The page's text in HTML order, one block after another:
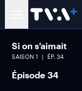
Si on s'aimait
SAISON 1 ÉP. 34
Épisode 34